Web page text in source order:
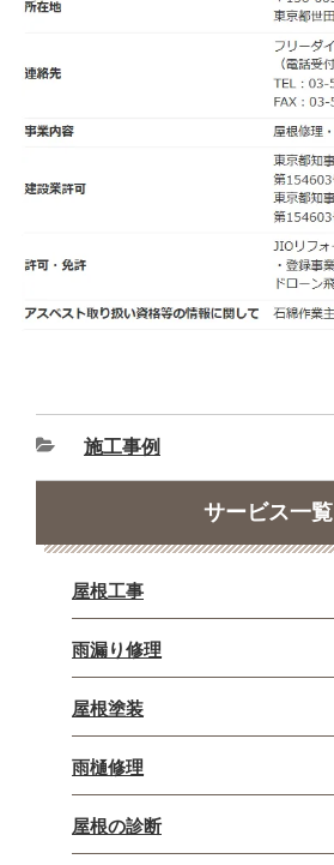
施工事例
サービス一覧
屋根工事
雨漏り修理
屋根塗装
雨樋修理
屋根の診断